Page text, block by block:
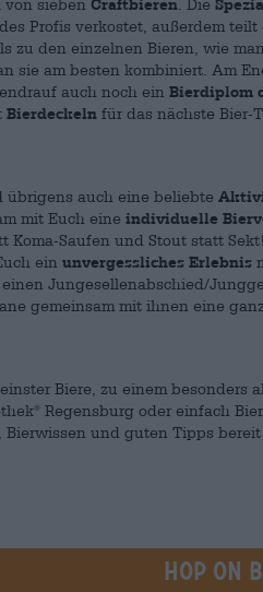
des Profis verkostet, außerdem teilt
zu den einzelnen Bieren, wie
sie am besten kombiniert. Am
auch noch ein Bierdiplom
Bierdeckeln für das nächste Bier-
übrigens auch eine beliebte
mit Euch eine individuelle
Koma-Saufen und Stout statt
ein unvergessliches Erlebnis
Jungesellenabschied/
gemeinsam mit ihnen eine ganz
Biere, zu einem besonders
®
Regensburg oder einfach
und guten Tipps
Hop on